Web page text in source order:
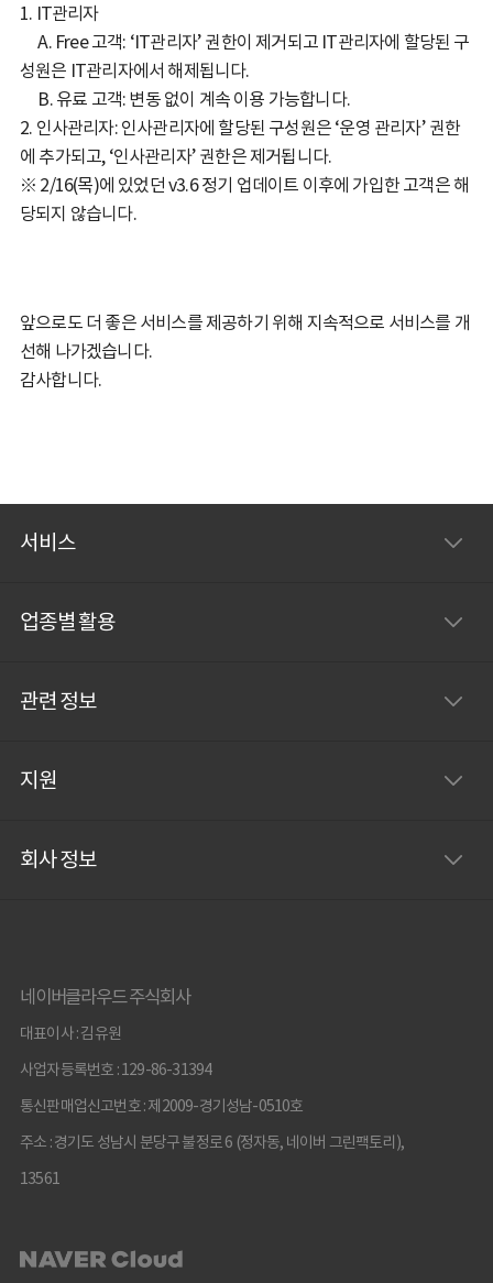
1. IT관리자
__A. Free 고객: ‘IT관리자’ 권한이 제거되고 IT관리자에 할당된 구
성원은 IT관리자에서 해제됩니다.
B. 유료 고객: 변동 없이 계속 이용 가능합니다.
2. 인사관리자: 인사관리자에 할당된 구성원은 ‘운영 관리자’ 권한
에 추가되고, ‘인사관리자’ 권한은 제거됩니다.
※ 2/16(목)에 있었던 v3.6 정기 업데이트 이후에 가입한 고객은 해
당되지 않습니다.
앞으로도 더 좋은 서비스를 제공하기 위해 지속적으로 서비스를 개
선해 나가겠습니다.
감사합니다.
서비스
업종별 활용
관련 정보
지원
회사 정보
네이버클라우드 주식회사
대표이사 : 김유원
사업자등록번호 : 129-86-31394
통신판매업신고번호 : 제2009-경기성남-0510호
주소 : 경기도 성남시 분당구 불정로 6 (정자동, 네이버 그린팩토리),
13561